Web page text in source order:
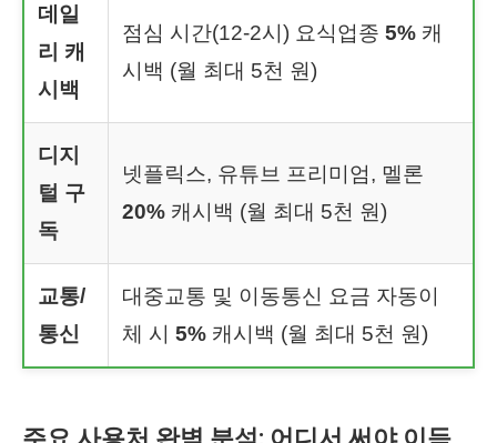
데일
리 캐
시백
점심 시간(12-2시) 요식업종 5% 캐
시백 (월 최대 5천 원)
디지
털 구
독
넷플릭스, 유튜브 프리미엄, 멜론
20% 캐시백 (월 최대 5천 원)
교통/
통신
대중교통 및 이동통신 요금 자동이
체 시 5% 캐시백 (월 최대 5천 원)